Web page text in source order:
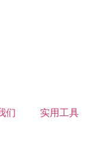
们 实用工具